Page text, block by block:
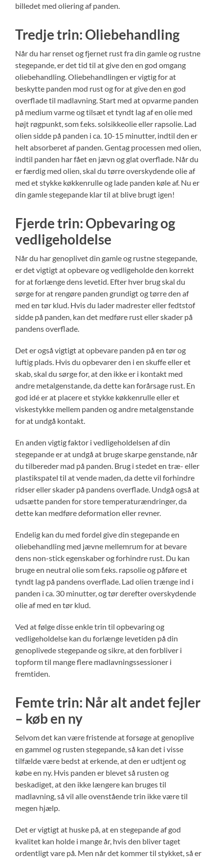
billedet med oliering af panden.
Tredje trin: Oliebehandling
Når du har renset og fjernet rust fra din gamle og rustne
stegepande, er det tid til at give den en god omgang
oliebehandling. Oliebehandlingen er vigtig for at
beskytte panden mod rust og for at give den en god
overflade til madlavning. Start med at opvarme panden
på medium varme og tilsæt et tyndt lag af en olie med
højt røgpunkt, som f.eks. solsikkeolie eller rapsolie. Lad
olien sidde på panden i ca. 10-15 minutter, indtil den er
helt absorberet af panden. Gentag processen med olien,
indtil panden har fået en jævn og glat overflade. Når du
er færdig med olien, skal du tørre overskydende olie af
med et stykke køkkenrulle og lade panden køle af. Nu er
din gamle stegepande klar til at blive brugt igen!
Fjerde trin: Opbevaring og
vedligeholdelse
Når du har genoplivet din gamle og rustne stegepande,
er det vigtigt at opbevare og vedligeholde den korrekt
for at forlænge dens levetid. Efter hver brug skal du
sørge for at rengøre panden grundigt og tørre den af
med en tør klud. Hvis du lader madrester eller fedtstof
sidde på panden, kan det medføre rust eller skader på
pandens overflade.
Det er også vigtigt at opbevare panden på en tør og
luftig plads. Hvis du opbevarer den i en skuffe eller et
skab, skal du sørge for, at den ikke er i kontakt med
andre metalgenstande, da dette kan forårsage rust. En
god idé er at placere et stykke køkkenrulle eller et
viskestykke mellem panden og andre metalgenstande
for at undgå kontakt.
En anden vigtig faktor i vedligeholdelsen af din
stegepande er at undgå at bruge skarpe genstande, når
du tilbereder mad på panden. Brug i stedet en træ- eller
plastikspatel til at vende maden, da dette vil forhindre
ridser eller skader på pandens overflade. Undgå også at
udsætte panden for store temperaturændringer, da
dette kan medføre deformation eller revner.
Endelig kan du med fordel give din stegepande en
oliebehandling med jævne mellemrum for at bevare
dens non-stick egenskaber og forhindre rust. Du kan
bruge en neutral olie som f.eks. rapsolie og påføre et
tyndt lag på pandens overflade. Lad olien trænge ind i
panden i ca. 30 minutter, og tør derefter overskydende
olie af med en tør klud.
Ved at følge disse enkle trin til opbevaring og
vedligeholdelse kan du forlænge levetiden på din
genoplivede stegepande og sikre, at den forbliver i
topform til mange flere madlavningssessioner i
fremtiden.
Femte trin: Når alt andet fejler
– køb en ny
Selvom det kan være fristende at forsøge at genoplive
en gammel og rusten stegepande, så kan det i visse
tilfælde være bedst at erkende, at den er udtjent og
købe en ny. Hvis panden er blevet så rusten og
beskadiget, at den ikke længere kan bruges til
madlavning, så vil alle ovenstående trin ikke være til
megen hjælp.
Det er vigtigt at huske på, at en stegepande af god
kvalitet kan holde i mange år, hvis den bliver taget
ordentligt vare på. Men når det kommer til stykket, så er